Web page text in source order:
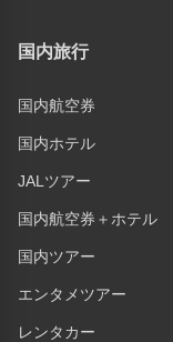
国内旅行
国内航空券
国内ホテル
JALツアー
国内航空券＋ホテル
国内ツアー
エンタメツアー
レンタカー